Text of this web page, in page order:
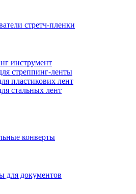
стретч-пленки
инструмент
стреппинг-ленты
пластикових лент
стальных лент
конверты
для документов